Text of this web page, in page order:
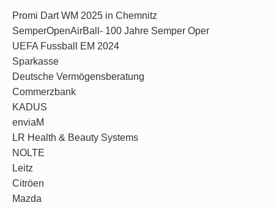
Promi Dart WM 2025 in Chemnitz
SemperOpenAirBall- 100 Jahre Semper Oper
UEFA Fussball EM 2024
Sparkasse
Deutsche Vermögensberatung
Commerzbank
KADUS
enviaM
LR Health & Beauty Systems
NOLTE
Leitz
Citröen
Mazda